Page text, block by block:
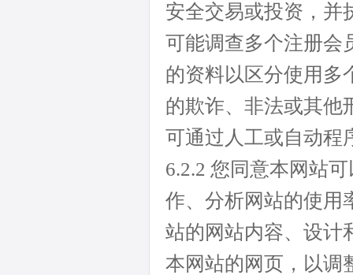
安全交易或投资，并
可能调查多个注册会
的资料以区分使用多
的欺诈、非法或其他
可通过人工或自动程
6.2.2 您同意本网站
作、分析网站的使用
站的网站内容、设计
本网站的网页，以调